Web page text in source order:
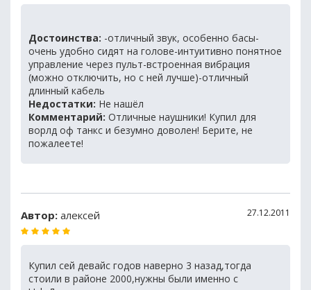
Достоинства: -отличный звук, особенно басы-
очень удобно сидят на голове-интуитивно понятное
управление через пульт-встроенная вибрация
(можно отключить, но с ней лучше)-отличный
длинный кабель
Недостатки: Не нашёл
Комментарий: Отличные наушники! Купил для
ворлд оф танкс и безумно доволен! Берите, не
пожалеете!
Автор: алексей 27.12.2011
Купил сей девайс годов наверно 3 назад,тогда
стоили в районе 2000,нужны были именно с